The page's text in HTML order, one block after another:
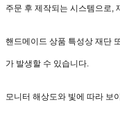
주문 후 제작되는 시스템으로,
핸드메이드 상품 특성상 재단
가 발생할 수 있습니다.
모니터 해상도와 빛에 따라 보